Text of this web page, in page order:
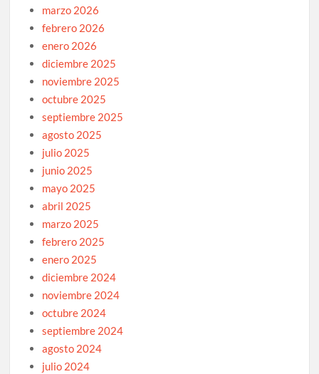
marzo 2026
febrero 2026
enero 2026
diciembre 2025
noviembre 2025
octubre 2025
septiembre 2025
agosto 2025
julio 2025
junio 2025
mayo 2025
abril 2025
marzo 2025
febrero 2025
enero 2025
diciembre 2024
noviembre 2024
octubre 2024
septiembre 2024
agosto 2024
julio 2024